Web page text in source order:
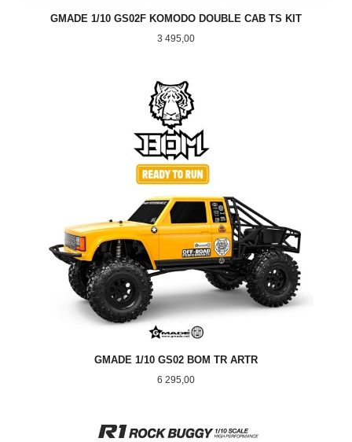
GMADE 1/10 GS02F KOMODO DOUBLE CAB TS KIT
Pris
3 495,00
GMADE 1/10 GS02 BOM TR ARTR
Pris
6 295,00